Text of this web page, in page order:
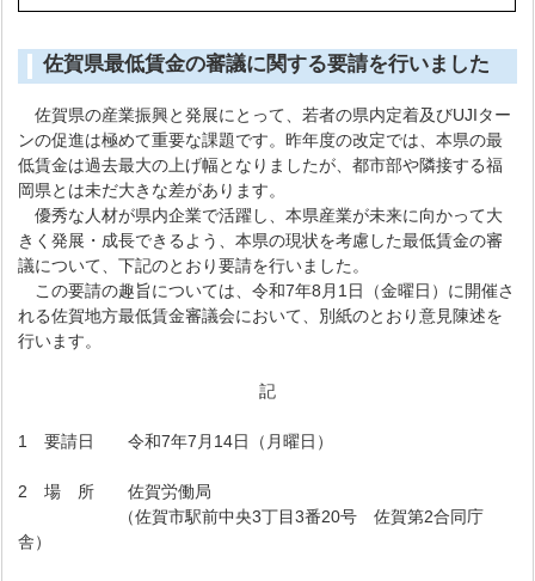
佐賀県最低賃金の審議に関する要請を行いました
佐賀県の産業振興と発展にとって、若者の県内定着及びUJIター
ンの促進は極めて重要な課題です。昨年度の改定では、本県の最
低賃金は過去最大の上げ幅となりましたが、都市部や隣接する福
岡県とは未だ大きな差があります。
優秀な人材が県内企業で活躍し、本県産業が未来に向かって大
きく発展・成長できるよう、本県の現状を考慮した最低賃金の審
議について、下記のとおり要請を行いました。
この要請の趣旨については、令和7年8月1日（金曜日）に開催さ
れる佐賀地方最低賃金審議会において、別紙のとおり意見陳述を
行います。
記
1 要請日 令和7年7月14日（月曜日）
2 場 所 佐賀労働局
（佐賀市駅前中央3丁目3番20号 佐賀第2合同庁
舎）